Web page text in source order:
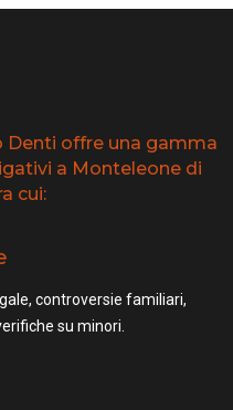
Denti offre una gamma
a Monteleone di
cui:
controversie familiari,
su minori.